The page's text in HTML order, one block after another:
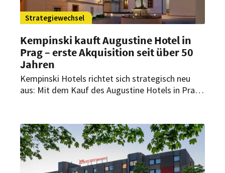
Strategiewechsel
Kempinski kauft Augustine Hotel in
Prag – erste Akquisition seit über 50
Jahren
Kempinski Hotels richtet sich strategisch neu
aus: Mit dem Kauf des Augustine Hotels in Prag
eines der geschichtsträchtigsten Häuser Europas
stellt dabei einen Schritt hin zu einem stärker
anlagenorientierten Ansatz für das globale
Portfolio dar.